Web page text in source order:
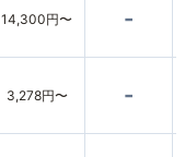
14,300円〜 -
3,278円〜 -